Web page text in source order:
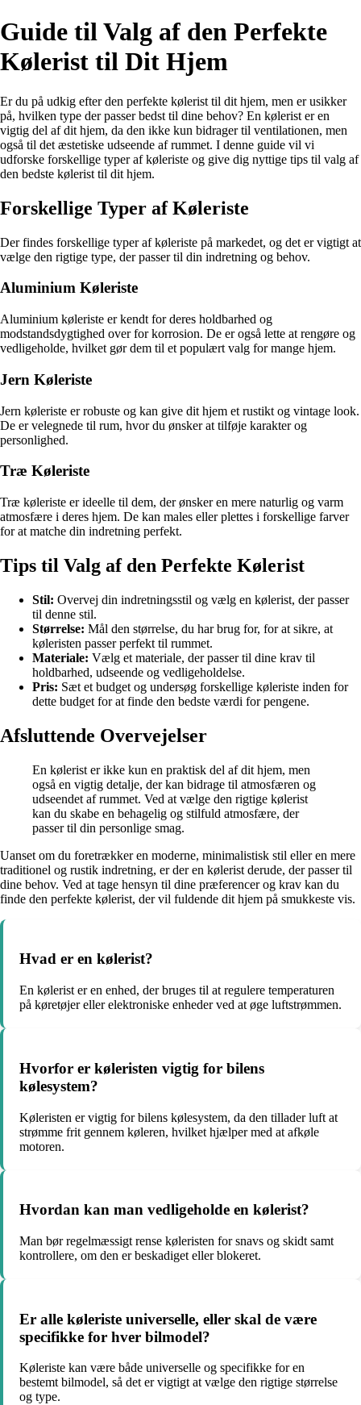
Guide til Valg af den Perfekte
Kølerist til Dit Hjem
Er du på udkig efter den perfekte kølerist til dit hjem, men er usikker
på, hvilken type der passer bedst til dine behov? En kølerist er en
vigtig del af dit hjem, da den ikke kun bidrager til ventilationen, men
også til det æstetiske udseende af rummet. I denne guide vil vi
udforske forskellige typer af køleriste og give dig nyttige tips til valg af
den bedste kølerist til dit hjem.
Forskellige Typer af Køleriste
Der findes forskellige typer af køleriste på markedet, og det er vigtigt at
vælge den rigtige type, der passer til din indretning og behov.
Aluminium Køleriste
Aluminium køleriste er kendt for deres holdbarhed og
modstandsdygtighed over for korrosion. De er også lette at rengøre og
vedligeholde, hvilket gør dem til et populært valg for mange hjem.
Jern Køleriste
Jern køleriste er robuste og kan give dit hjem et rustikt og vintage look.
De er velegnede til rum, hvor du ønsker at tilføje karakter og
personlighed.
Træ Køleriste
Træ køleriste er ideelle til dem, der ønsker en mere naturlig og varm
atmosfære i deres hjem. De kan males eller plettes i forskellige farver
for at matche din indretning perfekt.
Tips til Valg af den Perfekte Kølerist
Stil: Overvej din indretningsstil og vælg en kølerist, der passer
til denne stil.
Størrelse: Mål den størrelse, du har brug for, for at sikre, at
køleristen passer perfekt til rummet.
Materiale: Vælg et materiale, der passer til dine krav til
holdbarhed, udseende og vedligeholdelse.
Pris: Sæt et budget og undersøg forskellige køleriste inden for
dette budget for at finde den bedste værdi for pengene.
Afsluttende Overvejelser
En kølerist er ikke kun en praktisk del af dit hjem, men
også en vigtig detalje, der kan bidrage til atmosfæren og
udseendet af rummet. Ved at vælge den rigtige kølerist
kan du skabe en behagelig og stilfuld atmosfære, der
passer til din personlige smag.
Uanset om du foretrækker en moderne, minimalistisk stil eller en mere
traditionel og rustik indretning, er der en kølerist derude, der passer til
dine behov. Ved at tage hensyn til dine præferencer og krav kan du
finde den perfekte kølerist, der vil fuldende dit hjem på smukkeste vis.
Hvad er en kølerist?
En kølerist er en enhed, der bruges til at regulere temperaturen
på køretøjer eller elektroniske enheder ved at øge luftstrømmen.
Hvorfor er køleristen vigtig for bilens
kølesystem?
Køleristen er vigtig for bilens kølesystem, da den tillader luft at
strømme frit gennem køleren, hvilket hjælper med at afkøle
motoren.
Hvordan kan man vedligeholde en kølerist?
Man bør regelmæssigt rense køleristen for snavs og skidt samt
kontrollere, om den er beskadiget eller blokeret.
Er alle køleriste universelle, eller skal de være
specifikke for hver bilmodel?
Køleriste kan være både universelle og specifikke for en
bestemt bilmodel, så det er vigtigt at vælge den rigtige størrelse
og type.